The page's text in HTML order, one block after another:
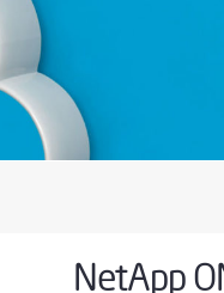
NetApp